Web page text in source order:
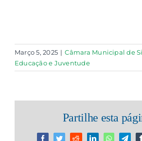
Março 5, 2025 | Câmara Municipal de
Educação e Juventude
Partilhe esta